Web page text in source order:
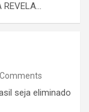
REVELA…
seja eliminado